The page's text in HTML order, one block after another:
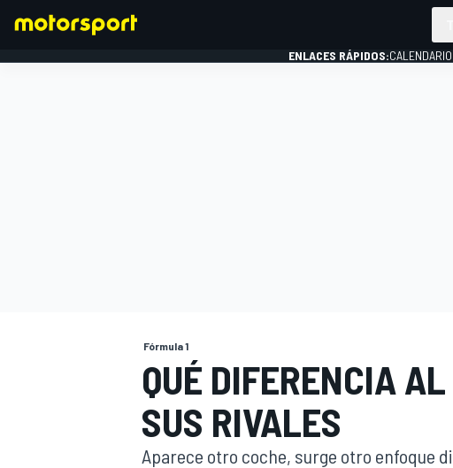
INDYCAR
ENLACES RÁPIDOS:
Fórmula 1
QUÉ DIFERENCIA
SUS RIVALES
Aparece otro coche, surge otro enfoque